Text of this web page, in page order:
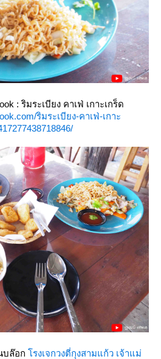
: ริมระเบียง คาเฟ่ เกาะเกร็ด
ริมระเบียง-คาเฟ่-เกาะ
บล๊อก รงเจกวงตี่กุงสามแก้ว เจ้าแม่